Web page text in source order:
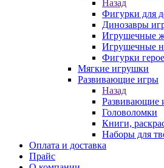
Назад
Фигурки для
Динозавры
Игрушечные
Игрушечные
Фигурки
Мягкие игрушки
Развивающие игры
Назад
Развивающие
Головоломки
Книги,
Наборы для
Оплата и доставка
Прайс